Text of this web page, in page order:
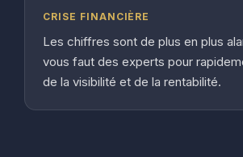
CRISE FINANCIÈRE
Les chiffres sont de plus en plus
vous faut des experts pour
de la visibilité et de la rentabilité.